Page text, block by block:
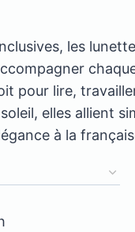
les
pour lire,
elles allient
à la